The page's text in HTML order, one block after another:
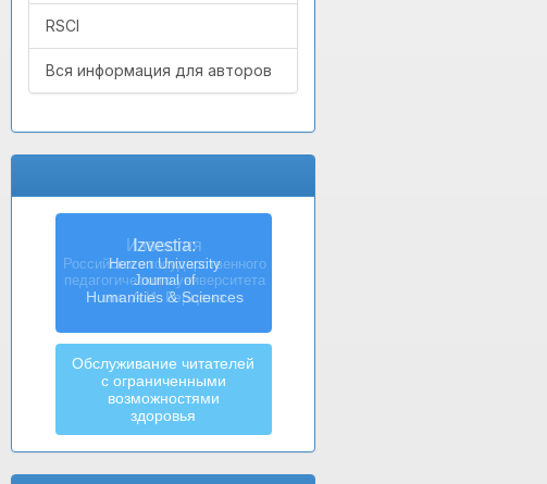
RSCI
Вся информация для авторов
Izvestia:
Herzen University
Journal of
Humanities & Sciences
Обслуживание читателей
с ограниченными
возможностями
здоровья